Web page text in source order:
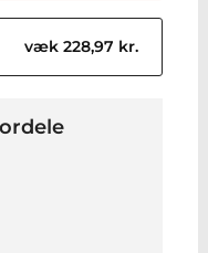
væk 228,97 kr.